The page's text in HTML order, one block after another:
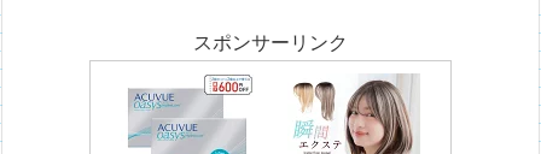
スポンサーリンク